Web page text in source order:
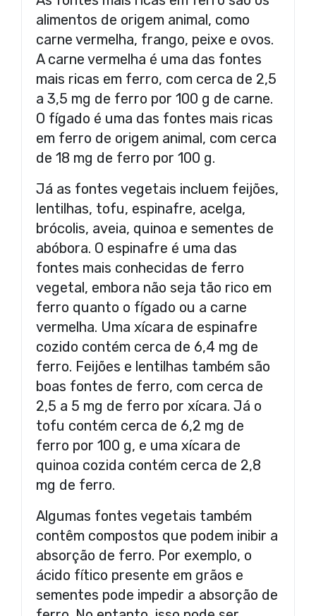
alimentos de origem animal, como
carne vermelha, frango, peixe e ovos.
A carne vermelha é uma das fontes
mais ricas em ferro, com cerca de 2,5
a 3,5 mg de ferro por 100 g de carne.
O fígado é uma das fontes mais ricas
em ferro de origem animal, com cerca
de 18 mg de ferro por 100 g.
Já as fontes vegetais incluem feijões,
lentilhas, tofu, espinafre, acelga,
brócolis, aveia, quinoa e sementes de
abóbora. O espinafre é uma das
fontes mais conhecidas de ferro
vegetal, embora não seja tão rico em
ferro quanto o fígado ou a carne
vermelha. Uma xícara de espinafre
cozido contém cerca de 6,4 mg de
ferro. Feijões e lentilhas também são
boas fontes de ferro, com cerca de
2,5 a 5 mg de ferro por xícara. Já o
tofu contém cerca de 6,2 mg de
ferro por 100 g, e uma xícara de
quinoa cozida contém cerca de 2,8
mg de ferro.
Algumas fontes vegetais também
contêm compostos que podem inibir a
absorção de ferro. Por exemplo, o
ácido fítico presente em grãos e
sementes pode impedir a absorção de